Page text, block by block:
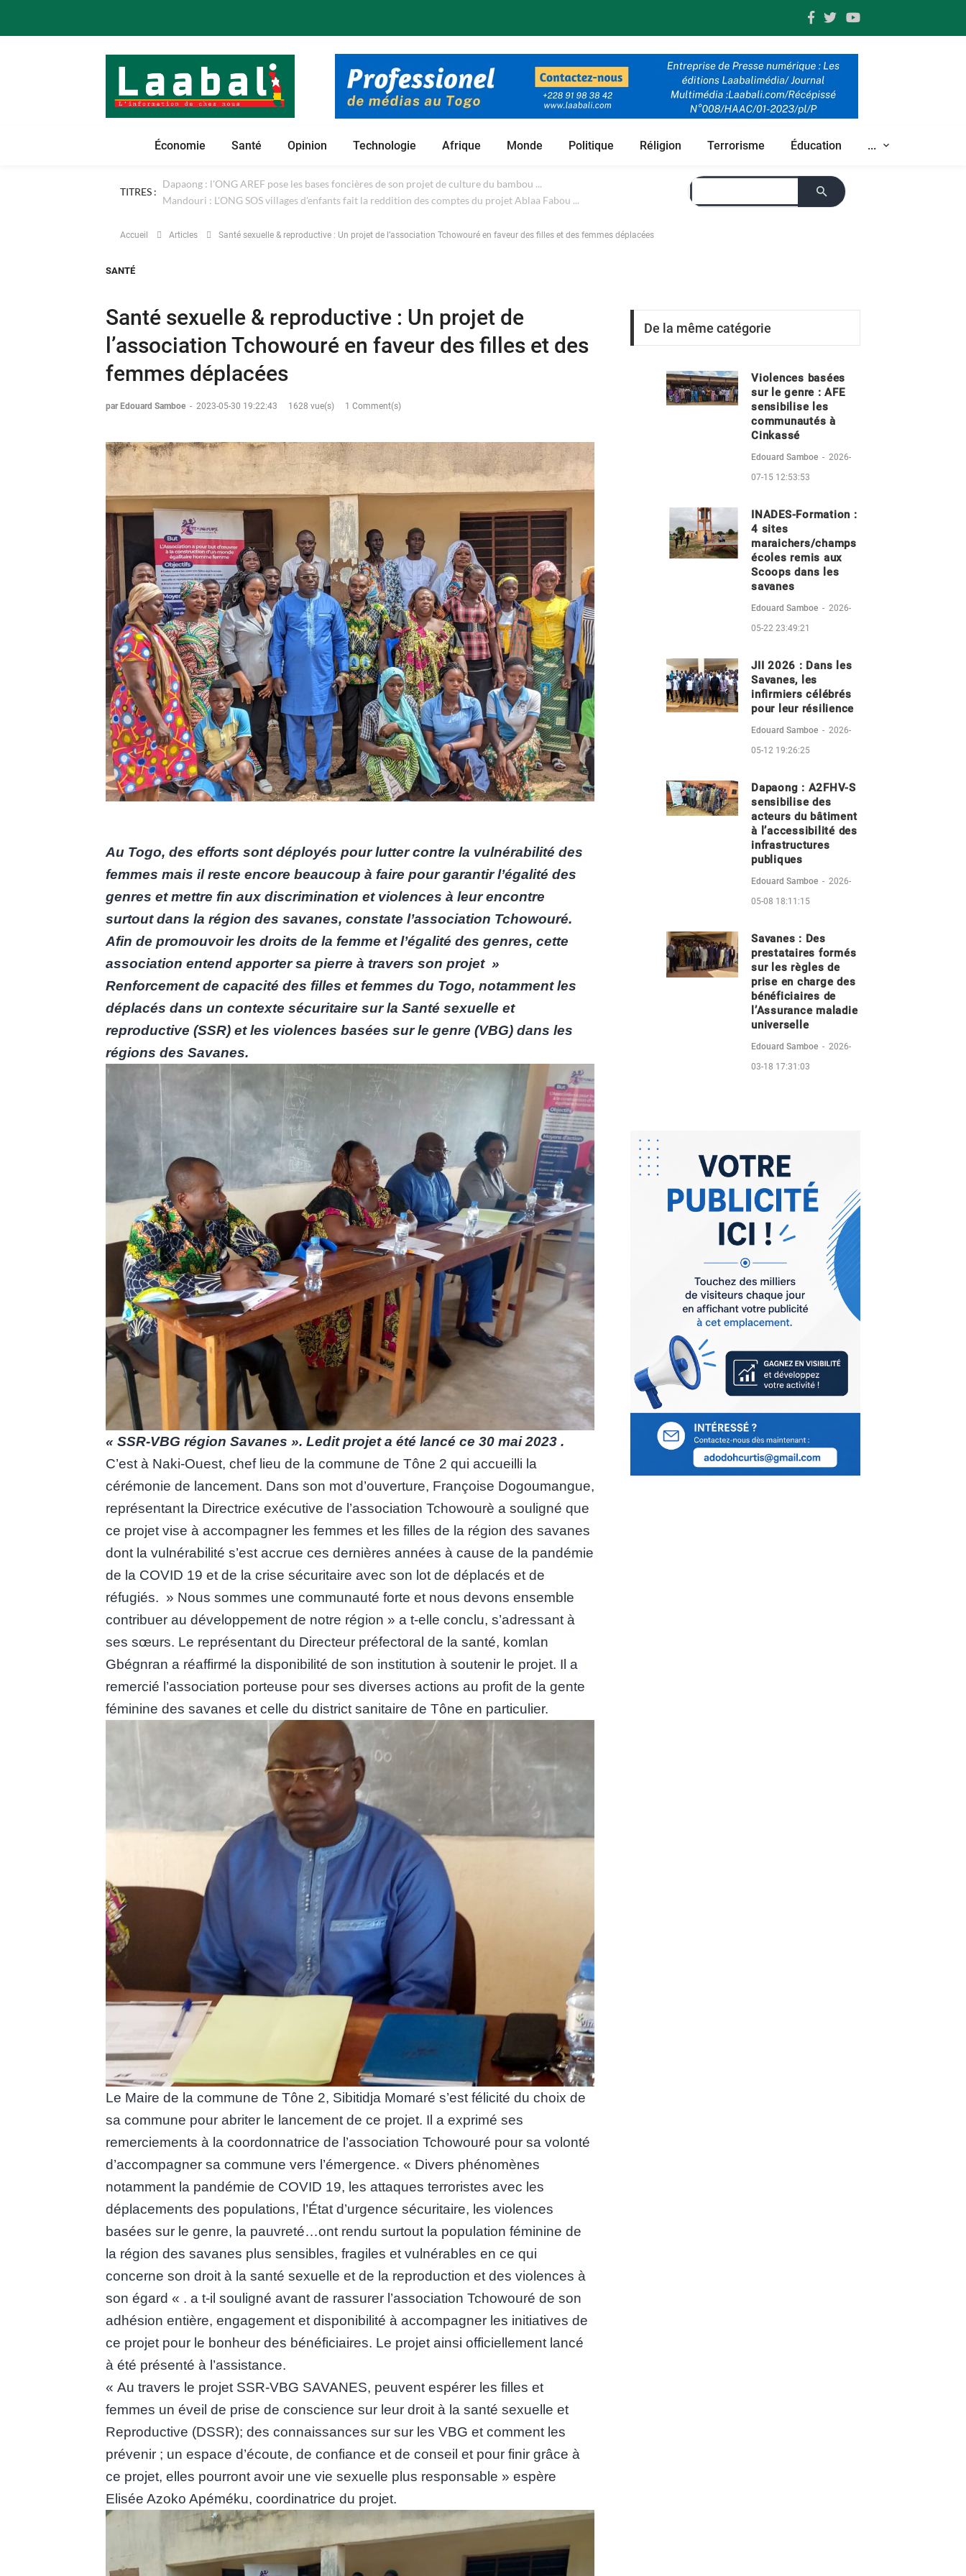
Économie Santé Opinion Technologie Afrique Monde Politique Réligion Terrorisme Éducation ...
TITRES : Dapaong : l'ONG AREF pose les bases foncières de son projet de culture du bambou ...
Accueil Articles Santé sexuelle & reproductive : Un projet de l’association Tchowouré en faveur des filles et des femmes déplacées
SANTÉ
Santé sexuelle & reproductive : Un projet de
l’association Tchowouré en faveur des filles et des
femmes déplacées
par Edouard Samboe - 2023-05-30 19:22:43 1628 vue(s) 1 Comment(s)
Au Togo, des efforts sont déployés pour lutter contre la vulnérabilité des
femmes mais il reste encore beaucoup à faire pour garantir l’égalité des
genres et mettre fin aux discrimination et violences à leur encontre
surtout dans la région des savanes, constate l’association Tchowouré.
Afin de promouvoir les droits de la femme et l’égalité des genres, cette
association entend apporter sa pierre à travers son projet »
Renforcement de capacité des filles et femmes du Togo, notamment les
déplacés dans un contexte sécuritaire sur la Santé sexuelle et
reproductive (SSR) et les violences basées sur le genre (VBG) dans les
régions des Savanes.
« SSR-VBG région Savanes ». Ledit projet a été lancé ce 30 mai 2023 .
C’est à Naki-Ouest, chef lieu de la commune de Tône 2 qui accueilli la
cérémonie de lancement. Dans son mot d’ouverture, Françoise Dogoumangue,
représentant la Directrice exécutive de l’association Tchowourè a souligné que
ce projet vise à accompagner les femmes et les filles de la région des savanes
dont la vulnérabilité s’est accrue ces dernières années à cause de la pandémie
de la COVID 19 et de la crise sécuritaire avec son lot de déplacés et de
réfugiés. » Nous sommes une communauté forte et nous devons ensemble
contribuer au développement de notre région » a t-elle conclu, s’adressant à
ses sœurs. Le représentant du Directeur préfectoral de la santé, komlan
Gbégnran a réaffirmé la disponibilité de son institution à soutenir le projet. Il a
remercié l’association porteuse pour ses diverses actions au profit de la gente
féminine des savanes et celle du district sanitaire de Tône en particulier.
Le Maire de la commune de Tône 2, Sibitidja Momaré s’est félicité du choix de
sa commune pour abriter le lancement de ce projet. Il a exprimé ses
remerciements à la coordonnatrice de l’association Tchowouré pour sa volonté
d’accompagner sa commune vers l’émergence. « Divers phénomènes
notamment la pandémie de COVID 19, les attaques terroristes avec les
déplacements des populations, l’État d’urgence sécuritaire, les violences
basées sur le genre, la pauvreté…ont rendu surtout la population féminine de
la région des savanes plus sensibles, fragiles et vulnérables en ce qui
concerne son droit à la santé sexuelle et de la reproduction et des violences à
son égard « . a t-il souligné avant de rassurer l’association Tchowouré de son
adhésion entière, engagement et disponibilité à accompagner les initiatives de
ce projet pour le bonheur des bénéficiaires. Le projet ainsi officiellement lancé
à été présenté à l’assistance.
« Au travers le projet SSR-VBG SAVANES, peuvent espérer les filles et
femmes un éveil de prise de conscience sur leur droit à la santé sexuelle et
Reproductive (DSSR); des connaissances sur sur les VBG et comment les
prévenir ; un espace d’écoute, de confiance et de conseil et pour finir grâce à
ce projet, elles pourront avoir une vie sexuelle plus responsable » espère
Elisée Azoko Apéméku, coordinatrice du projet.
De la même catégorie
Violences basées
sur le genre : AFE
sensibilise les
communautés à
Cinkassé
Edouard Samboe - 2026-
07-15 12:53:53
INADES-Formation :
4 sites
maraichers/champs
écoles remis aux
Scoops dans les
savanes
Edouard Samboe - 2026-
05-22 23:49:21
JII 2026 : Dans les
Savanes, les
infirmiers célébrés
pour leur résilience
Edouard Samboe - 2026-
05-12 19:26:25
Dapaong : A2FHV-S
sensibilise des
acteurs du bâtiment
à l’accessibilité des
infrastructures
publiques
Edouard Samboe - 2026-
05-08 18:11:15
Savanes : Des
prestataires formés
sur les règles de
prise en charge des
bénéficiaires de
l’Assurance maladie
universelle
Edouard Samboe - 2026-
03-18 17:31:03